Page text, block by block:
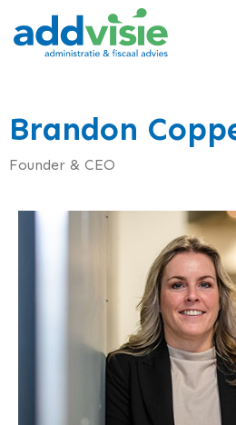
Brandon
Founder & CEO